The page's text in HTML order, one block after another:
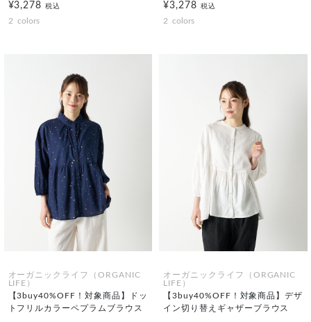
¥3,278税込
2 colors
¥3,278 税込
2 colors
オーガニックライフ（ORGANIC
LIFE）
【3buy40%OFF！対象商品】ドッ
トフリルカラーペプラムブラウス
オーガニックライフ（ORGANIC
LIFE）
【3buy40%OFF！対象商品】デザ
イン切り替えギャザーブラウス